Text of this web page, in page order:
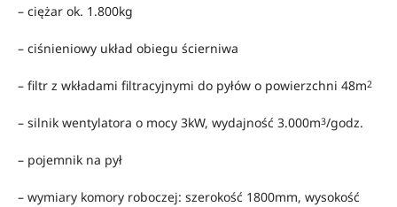
– ciężar ok. 1.800kg
– ciśnieniowy układ obiegu ścierniwa
– filtr z wkładami filtracyjnymi do pyłów o powierzchni 48m2
– silnik wentylatora o mocy 3kW, wydajność 3.000m3/godz.
– pojemnik na pył
– wymiary komory roboczej: szerokość 1800mm, wysokość